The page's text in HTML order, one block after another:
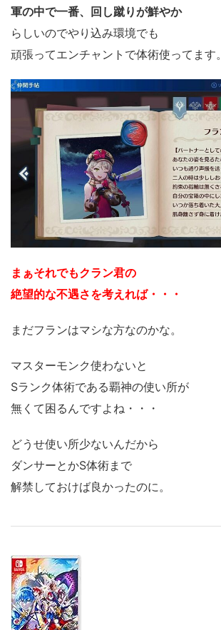
軍の中で一番、回し蹴りが鮮やか
らしいのでやり込み環境でも
頑張ってエンチャントで体術使ってます。
まぁそれでもクラン君の
絶望的な不遇さを考えれば・・・
まだフランはマシな方なのかな。
マスターモンク使わないと
Sランク体術である覇神の使い所が
無くて困るんですよね・・・
どうせ使い所少ないんだから
ダンサーとかS体術まで
解禁しておけば良かったのに。